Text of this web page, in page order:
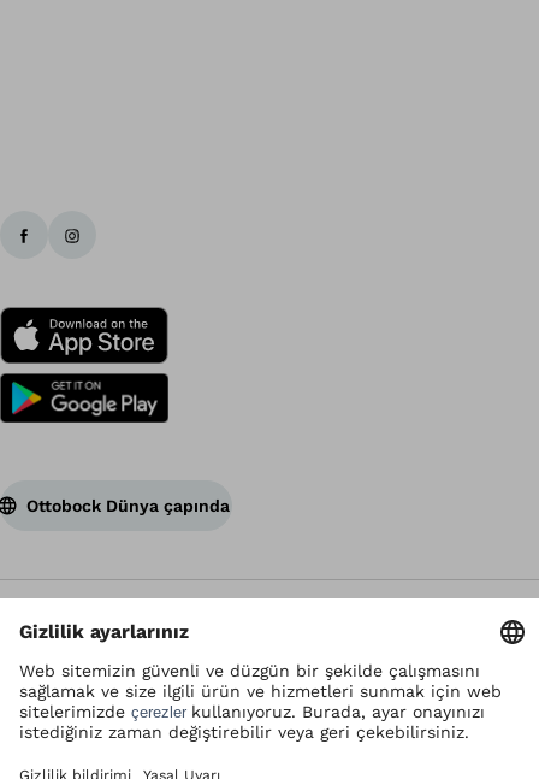
Ottobock Dünya çapında
Kullanım şartları
Gizlilik politikası
Yasal uyarı